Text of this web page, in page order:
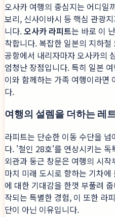
오사카 여행의 중심지는 어디일
보리, 신사이바시 등 핵심 관광
니다.오사카 라피트는 바로 이
착합니다. 복잡한 일본의 지하
공항에서 내리자마자 오사카의
엄청난 장점입니다. 특히 일본
이와 함께하는 가족 여행이라면
다.
여행의 설렘을 더하는 레
라피트는 단순한 이동 수단을
다. '철인 28호'를 연상시키는 독
외관과 둥근 창문은 여행의 시
마치 미래 도시로 향하는 기차
에 대한 기대감을 한껏 부풀려
작되는 특별한 경험, 이 또한 라
단이 아닌 이유입니다.